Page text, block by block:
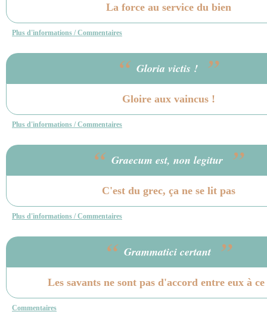
La force au service du bien
Plus d'informations / Commentaires
“ Gloria victis ! ”
Gloire aux vaincus !
Plus d'informations / Commentaires
“ Graecum est, non legitur ”
C'est du grec, ça ne se lit pas
Plus d'informations / Commentaires
“ Grammatici certant ”
Les savants ne sont pas d'accord entre eux à
Commentaires